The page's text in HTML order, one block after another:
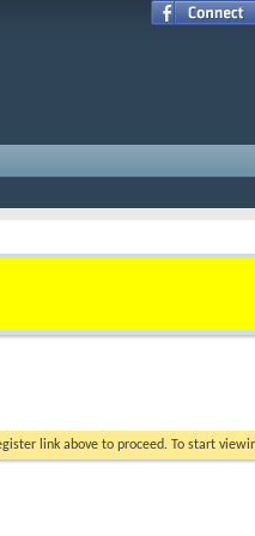
link above to proceed. To start